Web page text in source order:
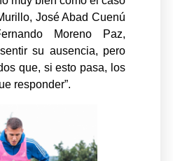
José Abad Cuenú
Moreno Paz,
su ausencia, pero
que, si esto pasa, los
responder”.